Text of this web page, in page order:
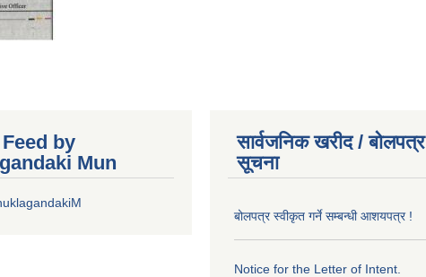
by
Mun
सार्वजनिक खरीद / बोलपत्र
सूचना
बोलपत्र स्वीकृत गर्ने सम्बन्धी आशयपत्र !
Notice for the Letter of Intent.